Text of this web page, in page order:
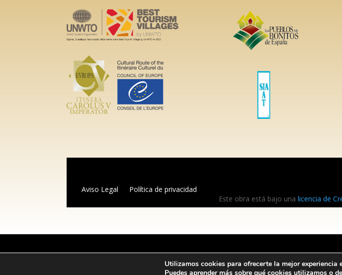
Aviso Legal
Política de privacidad
Este obra está bajo una licencia de
Este obra
Utilizamos cookies para ofrecerte la mejor experiencia
Puedes aprender más sobre qué cookies utilizamos o